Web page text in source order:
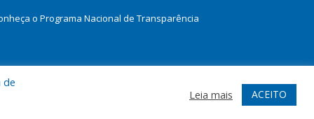
o Programa Nacional de Transparência
Acessar Webmail
de
Leia mais ACEITO